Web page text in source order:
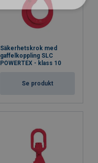
Säkerhetskrok med
gaffelkoppling SLC
POWERTEX - klass 10
Se produkt